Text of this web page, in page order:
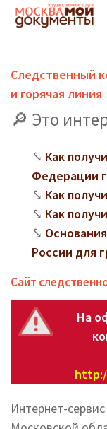
Следственный
и горячая линия
Это
Как
Федерации
Как
Как
России для
Сайт
На
Интернет-